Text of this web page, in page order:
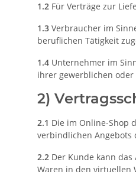
1.2 Für Verträge zur
1.3 Verbraucher im
beruflichen Tätigkeit
1.4 Unternehmer im
ihrer gewerblichen
2)
2.1 Die im Online-Shop
verbindlichen Angebots
2.2 Der Kunde kann
Waren in den virtuellen